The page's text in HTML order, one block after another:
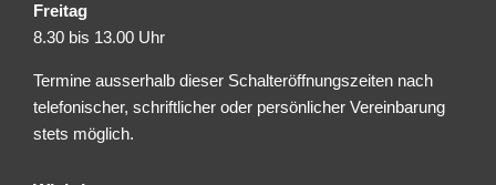
Freitag
8.30 bis 13.00 Uhr
Termine ausserhalb dieser Schalteröffnungszeiten nach
telefonischer, schriftlicher oder persönlicher Vereinbarung
stets möglich.